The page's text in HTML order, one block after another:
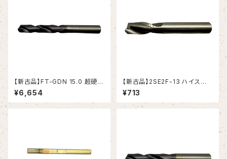
【新古品】FT-GDN 15.0 超硬ド
リル (OSG)
¥6,654
【新古品】2SE2F-13 ハイスエ
ンドミル (YG-1)
¥713